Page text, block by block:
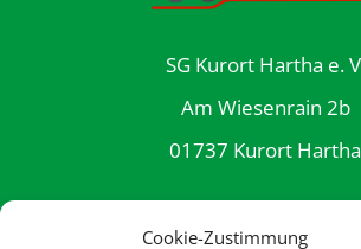
Cookie-Zustimmung
SG Kurort Hartha e.
Am Wiesenrain 2b
01737 Kurort Hartha